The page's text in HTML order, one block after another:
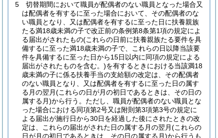
5
切替期間において職員が配偶者のない職員となった場合又
は配偶者を有するに至った場合において、その配偶者のな
い職員となり、又は配偶者を有するに至った日に扶養親族
たる満18歳未満の子で改正前の条例第8条第1項の規定によ
る届出がされたもの(これらの日前に扶養親族たる要件を具
備するに至った満18歳未満の子で、これらの日以降当該要
件を具備するに至った日から15日以内に同項の規定による
届出がされたものを含む。)を有するときにおける当該満18
歳未満の子に係る扶養手当の支給額の改定は、その配偶者
のない職員となり、又は配偶者を有するに至った日の属す
る月の翌月(これらの日が月の初日であるときは、その日の
属する月)から行う。 ただし、職員が配偶者のない職員とな
った場合における同項第2号又は附則第3項第3号の規定に
よる届出が施行日から30日を経過した後にされたときの改
定は、これらの届出がされた日の属する月の翌月(これらの
日が月の初日であるときは、その日の属する月)から行うも